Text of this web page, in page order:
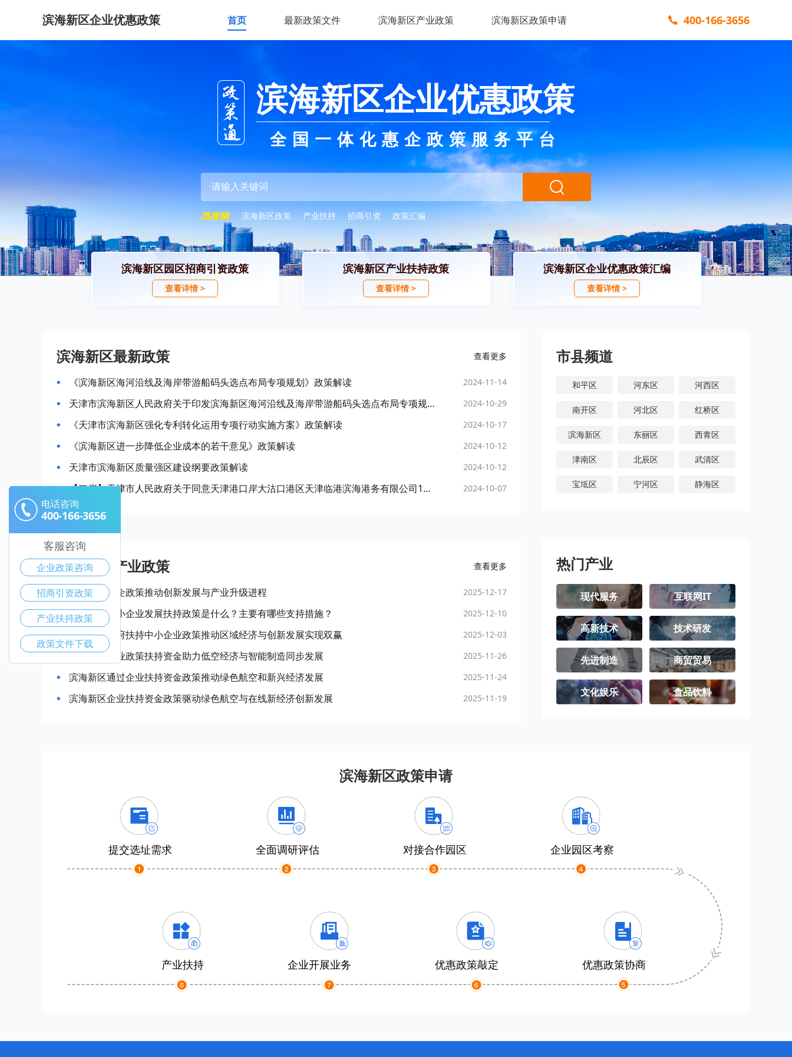
滨海新区企业优惠政策 首页 最新政策文件 滨海新区产业政策 滨海新区政策申请 400-166-3656
滨海新区企业优惠政策
全国一体化惠企政策服务平台
滨海新区政策 产业扶持 招商引资 政策汇编
滨海新区园区招商引资政策
查看详情 >
滨海新区产业扶持政策
查看详情 >
滨海新区企业优惠政策汇编
查看详情 >
滨海新区最新政策 查看更多
《滨海新区海河沿线及海岸带游船码头选点布局专项规划》政策解读 2024-11-14
天津市滨海新区人民政府关于印发滨海新区海河沿线及海岸带游船码头选点布局专项规划的通知 2024-10-29
《天津市滨海新区强化专利转化运用专项行动实施方案》政策解读 2024-10-17
《滨海新区进一步降低企业成本的若干意见》政策解读 2024-10-12
天津市滨海新区质量强区建设纲要政策解读 2024-10-12
【口岸】天津市人民政府关于同意天津港口岸大沽口港区天津临港滨海港务有限公司1号通用码头1B、1C泊位正式对外开放的批复 2024-10-07
滨海新区产业政策 查看更多
滨海新区惠企政策推动创新发展与产业升级进程 2025-12-17
滨海新区中小企业发展扶持政策是什么？主要有哪些支持措施？ 2025-12-10
滨海新区政府扶持中小企业政策推动区域经济与创新发展实现双赢 2025-12-03
滨海新区企业政策扶持资金助力低空经济与智能制造同步发展 2025-11-26
滨海新区通过企业扶持资金政策推动绿色航空和新兴经济发展 2025-11-24
滨海新区企业扶持资金政策驱动绿色航空与在线新经济创新发展 2025-11-19
市县频道
和平区 河东区 河西区
南开区 河北区 红桥区
滨海新区 东丽区 西青区
津南区 北辰区 武清区
宝坻区 宁河区 静海区
热门产业
现代服务 互联网IT
高新技术 技术研发
先进制造 商贸贸易
文化娱乐 食品饮料
滨海新区政策申请
提交选址需求 全面调研评估 对接合作园区 企业园区考察
产业扶持 企业开展业务 优惠政策敲定 优惠政策协商
电话咨询
400-166-3656
客服咨询
企业政策咨询
招商引资政策
产业扶持政策
政策文件下载